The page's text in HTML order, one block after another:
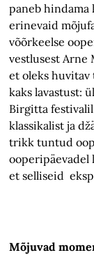
paneb hindama
erinevaid
võõrkeelse
vestlusest Arne
et oleks
kaks lavastust:
Birgitta
klassikalist ja
trikk tuntud
ooperipäevadel
et selliseid
Mõjuvad